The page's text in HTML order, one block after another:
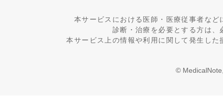
本サービスにおける医師・医療従事者な
診断・治療を必要とする方は
本サービス上の情報や利用に関して発生し
©